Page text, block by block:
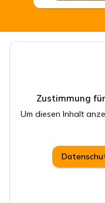
Zustimmung
Um diesen Inhalt